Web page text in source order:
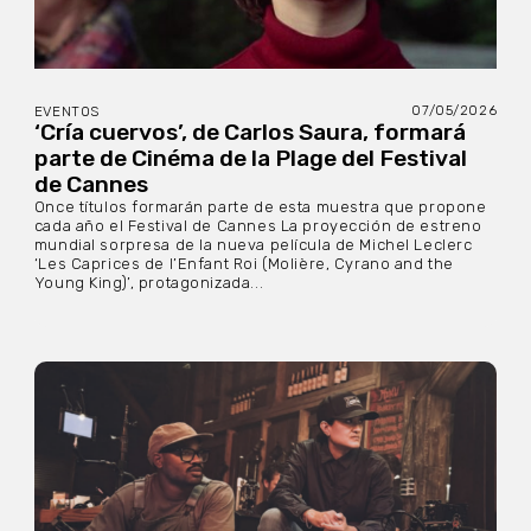
EVENTOS 07/05/2026
‘Cría cuervos’, de Carlos Saura, formará
parte de Cinéma de la Plage del Festival
de Cannes
Once títulos formarán parte de esta muestra que propone
cada año el Festival de Cannes La proyección de estreno
mundial sorpresa de la nueva película de Michel Leclerc
‘Les Caprices de l’Enfant Roi (Molière, Cyrano and the
Young King)’, protagonizada...